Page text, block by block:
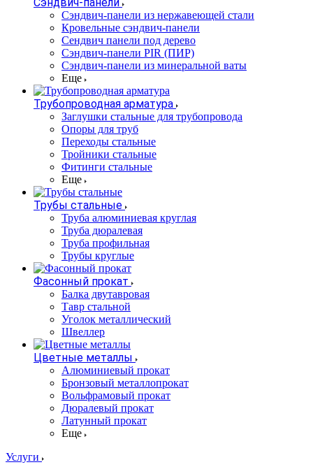
Cэндвич-панели из нержавеющей стали
Кровельные сэндвич-панели
Сендвич панели под дерево
Сэндвич-панели PIR (ПИР)
Сэндвич-панели из минеральной ваты
Еще
Трубопроводная арматура
Заглушки стальные для трубопровода
Опоры для труб
Переходы стальные
Тройники стальные
Фитинги стальные
Еще
Трубы стальные
Труба алюминиевая круглая
Труба дюралевая
Труба профильная
Трубы круглые
Фасонный прокат
Балка двутавровая
Тавр стальной
Уголок металлический
Швеллер
Цветные металлы
Алюминиевый прокат
Бронзовый металлопрокат
Вольфрамовый прокат
Дюралевый прокат
Латунный прокат
Еще
Услуги